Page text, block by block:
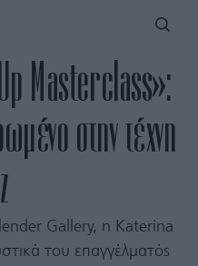
Masterclass»:
στην τέχνη
Gallery, η Katerina
του επαγγέλματός